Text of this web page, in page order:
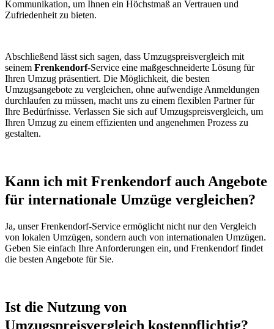
Kommunikation, um Ihnen ein Höchstmaß an Vertrauen und
Zufriedenheit zu bieten.
Abschließend lässt sich sagen, dass Umzugspreisvergleich mit
seinem Frenkendorf-Service eine maßgeschneiderte Lösung für
Ihren Umzug präsentiert. Die Möglichkeit, die besten
Umzugsangebote zu vergleichen, ohne aufwendige Anmeldungen
durchlaufen zu müssen, macht uns zu einem flexiblen Partner für
Ihre Bedürfnisse. Verlassen Sie sich auf Umzugspreisvergleich, um
Ihren Umzug zu einem effizienten und angenehmen Prozess zu
gestalten.
Kann ich mit Frenkendorf auch Angebote
für internationale Umzüge vergleichen?
Ja, unser Frenkendorf-Service ermöglicht nicht nur den Vergleich
von lokalen Umzügen, sondern auch von internationalen Umzügen.
Geben Sie einfach Ihre Anforderungen ein, und Frenkendorf findet
die besten Angebote für Sie.
Ist die Nutzung von
Umzugspreisvergleich kostenpflichtig?